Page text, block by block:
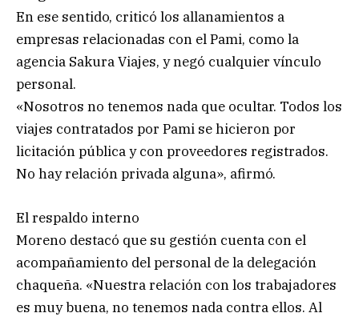
En ese sentido, criticó los allanamientos a
empresas relacionadas con el Pami, como la
agencia Sakura Viajes, y negó cualquier vínculo
personal.
«Nosotros no tenemos nada que ocultar. Todos los
viajes contratados por Pami se hicieron por
licitación pública y con proveedores registrados.
No hay relación privada alguna», afirmó.
El respaldo interno
Moreno destacó que su gestión cuenta con el
acompañamiento del personal de la delegación
chaqueña. «Nuestra relación con los trabajadores
es muy buena, no tenemos nada contra ellos. Al